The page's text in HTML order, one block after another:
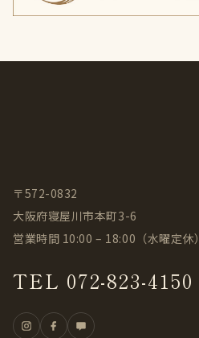
〒572-0832
大阪府寝屋川市本町3-6
営業時間 10:00 – 18:00（水曜定休）
TEL 072-823-4150